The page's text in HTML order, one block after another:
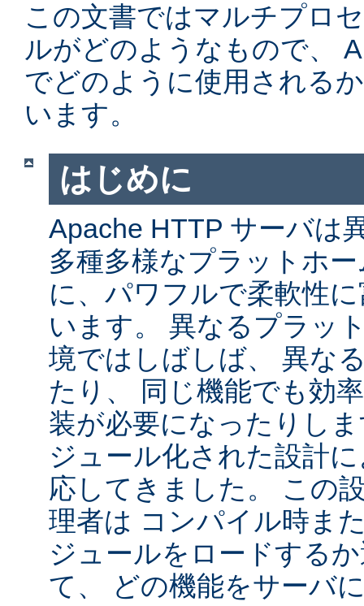
この文書ではマルチプロ
ルがどのようなもので、
でどのように使用される
います。
はじめに
Apache HTTP サーバは
多種多様なプラットホ
に、パワフルで柔軟性
います。 異なるプラッ
境ではしばしば、 異な
たり、 同じ機能でも効
装が必要になったりし
ジュール化された設計
応してきました。 この
理者は コンパイル時ま
ジュールをロードする
て、 どの機能をサーバ